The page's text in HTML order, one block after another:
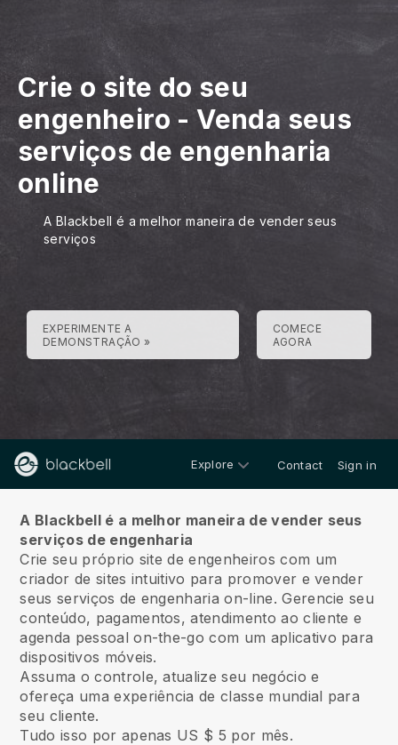
Crie o site do seu
engenheiro -Venda seus
serviços de engenharia
online
A Blackbell é a melhor maneira de vender seus
serviços
EXPERIMENTE A
DEMONSTRAÇÃO »
COMECE
AGORA
Explore Contact Sign in
A Blackbell é a melhor maneira de vender seus
serviços de engenharia
Crie seu próprio site de engenheiros com um
criador de sites intuitivo para promover e vender
seus serviços de engenharia on-line. Gerencie seu
conteúdo, pagamentos, atendimento ao cliente e
agenda pessoal on-the-go com um aplicativo para
dispositivos móveis.
Assuma o controle, atualize seu negócio e
ofereça uma experiência de classe mundial para
seu cliente.
Tudo isso por apenas US $ 5 por mês.